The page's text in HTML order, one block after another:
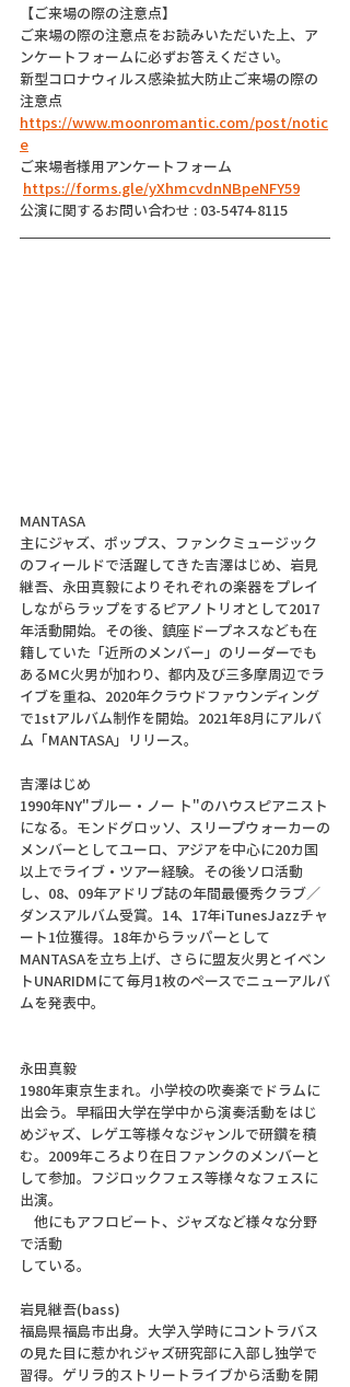
【ご来場の際の注意点】
ご来場の際の注意点をお読みいただいた上、ア
ンケートフォームに必ずお答えください。
新型コロナウィルス感染拡大防止ご来場の際の
注意点
https://www.moonromantic.com/post/notic
e
ご来場者様用アンケートフォーム
https://forms.gle/yXhmcvdnNBpeNFY59
公演に関するお問い合わせ : 03-5474-8115
MANTASA
主にジャズ、ポップス、ファンクミュージック
のフィールドで活躍してきた吉澤はじめ、岩見
継吾、永田真毅によりそれぞれの楽器をプレイ
しながらラップをするピアノトリオとして2017
年活動開始。その後、鎮座ドープネスなども在
籍していた「近所のメンバー」のリーダーでも
あるMC火男が加わり、都内及び三多摩周辺でラ
イブを重ね、2020年クラウドファウンディング
で1stアルバム制作を開始。2021年8月にアルバ
ム「MANTASA」リリース。
吉澤はじめ
1990年NY"ブルー・ノー ト"のハウスピアニスト
になる。モンドグロッソ、スリープウォーカーの
メンバーとしてユーロ、アジアを中心に20カ国
以上でライブ・ツアー経験。その後ソロ活動
し、08、09年アドリブ誌の年間最優秀クラブ／
ダンスアルバム受賞。14、17年iTunesJazzチャ
ート1位獲得。18年からラッパーとして
MANTASAを立ち上げ、さらに盟友火男とイベン
トUNARIDMにて毎月1枚のペースでニューアルバ
ムを発表中。
永田真毅
1980年東京生まれ。小学校の吹奏楽でドラムに
出会う。早稲田大学在学中から演奏活動をはじ
めジャズ、レゲエ等様々なジャンルで研鑽を積
む。2009年ころより在日ファンクのメンバーと
して参加。フジロックフェス等様々なフェスに
出演。
他にもアフロビート、ジャズなど様々な分野
で活動
している。
岩見継吾(bass)
福島県福島市出身。大学入学時にコントラバス
の見た目に惹かれジャズ研究部に入部し独学で
習得。ゲリラ的ストリートライブから活動を開